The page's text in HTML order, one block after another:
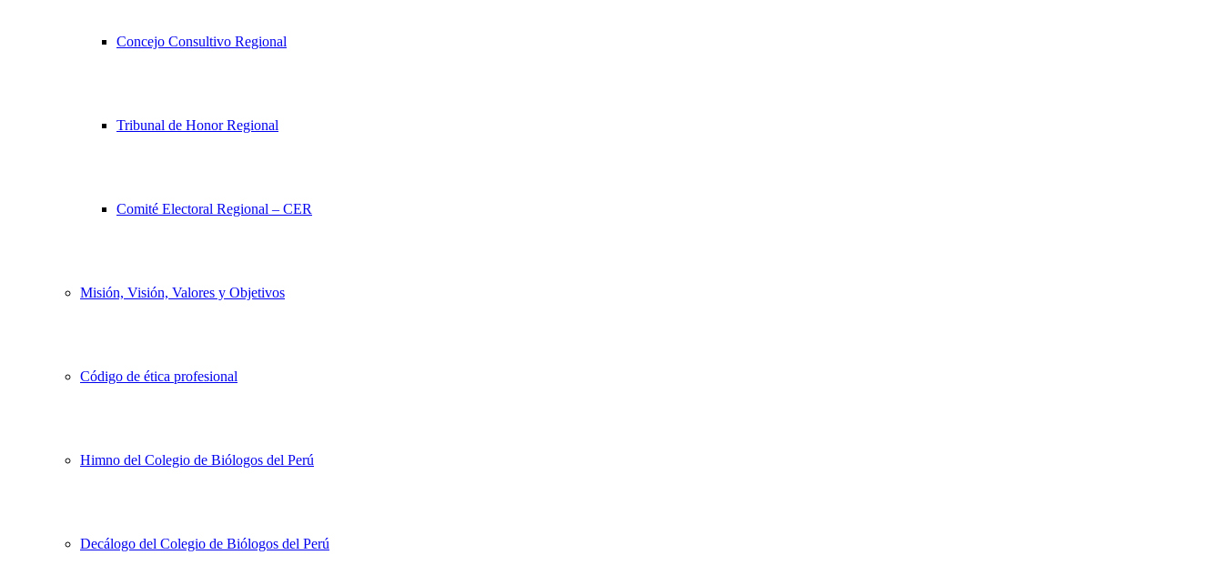
Concejo Consultivo Regional
Tribunal de Honor Regional
Comité Electoral Regional – CER
Misión, Visión, Valores y Objetivos
Código de ética profesional
Himno del Colegio de Biólogos del Perú
Decálogo del Colegio de Biólogos del Perú